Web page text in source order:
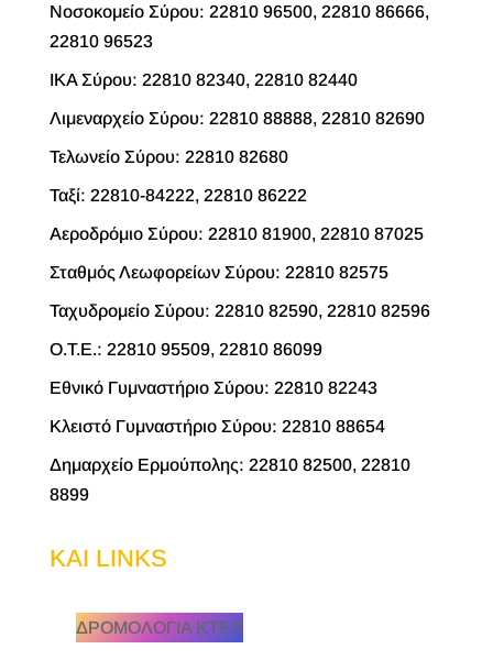
Νοσοκομείο Σύρου: 22810 96500, 22810 86666,
22810 96523
ΙΚΑ Σύρου: 22810 82340, 22810 82440
Λιμεναρχείο Σύρου: 22810 88888, 22810 82690
Τελωνείο Σύρου: 22810 82680
Ταξί: 22810-84222, 22810 86222
Αεροδρόμιο Σύρου: 22810 81900, 22810 87025
Σταθμός Λεωφορείων Σύρου: 22810 82575
Ταχυδρομείο Σύρου: 22810 82590, 22810 82596
O.T.E.: 22810 95509, 22810 86099
Εθνικό Γυμναστήριο Σύρου: 22810 82243
Κλειστό Γυμναστήριο Σύρου: 22810 88654
Δημαρχείο Ερμούπολης: 22810 82500, 22810
8899
KAI LINKS
ΔΡΟΜΟΛΟΓΙΑ ΚΤΕΛ